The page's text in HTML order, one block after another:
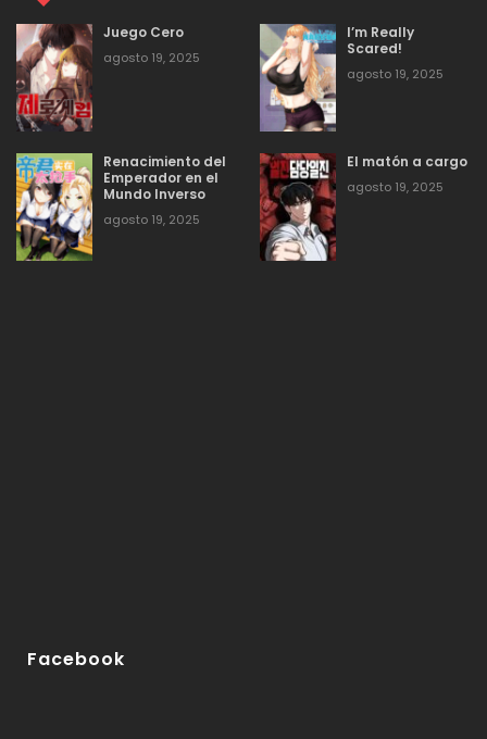
agosto 19, 2025
2 agosto 19, 2025
1 agosto 19, 2025 200
Juego Cero
agosto 19, 2025
I’m Really
Scared!
agosto 19, 2025
Renacimiento del
Emperador en el
Mundo Inverso
agosto 19, 2025
El matón a cargo
agosto 19, 2025
Facebook